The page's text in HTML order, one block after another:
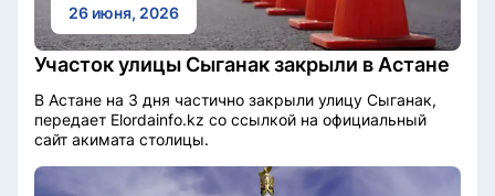
26 июня, 2026
Участок улицы Сыганак закрыли в Астане
В Астане на 3 дня частично закрыли улицу Сыганак,
передает Elordainfo.kz со ссылкой на официальный
сайт акимата столицы.